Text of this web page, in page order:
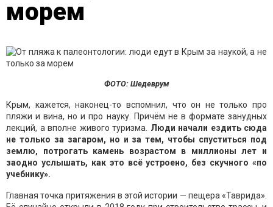
морем
ФОТО: Шедеврум
Крым, кажется, наконец-то вспомнил, что он не только про
пляжи и вина, но и про науку. Причём не в формате занудных
лекций, а вполне живого туризма. Люди начали ездить сюда
не только за загаром, но и за тем, чтобы спуститься под
землю, потрогать камень возрастом в миллионы лет и
заодно услышать, как это всё устроено, без скучного «по
учебнику».
Главная точка притяжения в этой истории — пещера «Таврида».